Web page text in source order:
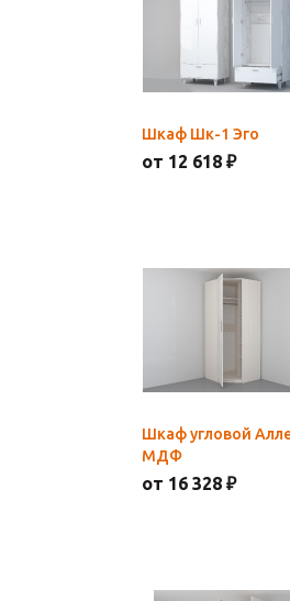
Шкаф Шк-1 Эго
от 12 618 ₽
Шкаф угловой
МДФ
от 16 328 ₽